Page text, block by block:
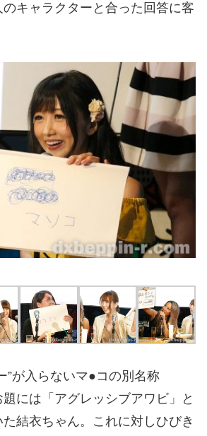
キャラクターと合った回答に客
”が入らないマ●コの別名称
には「アグレッシブアワビ」と
結衣ちゃん。これに対しひびき